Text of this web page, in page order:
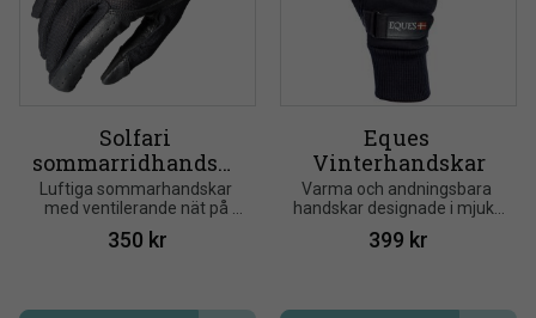
Solfari
sommarridhandska
r Karlslund
Luftiga sommarhandskar
med ventilerande nät på
ovansidan och härligt mjukt
äkta läder på handflatan,
350 kr
Eques
Vinterhandskar
Varma och andningsbara
handskar designade i mjukt
och slitstarkt material
399 kr